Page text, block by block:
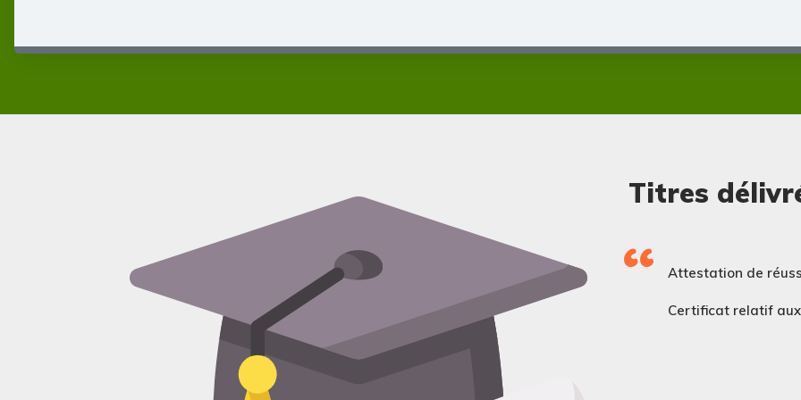
Titres
Attestation de
Certificat relatif